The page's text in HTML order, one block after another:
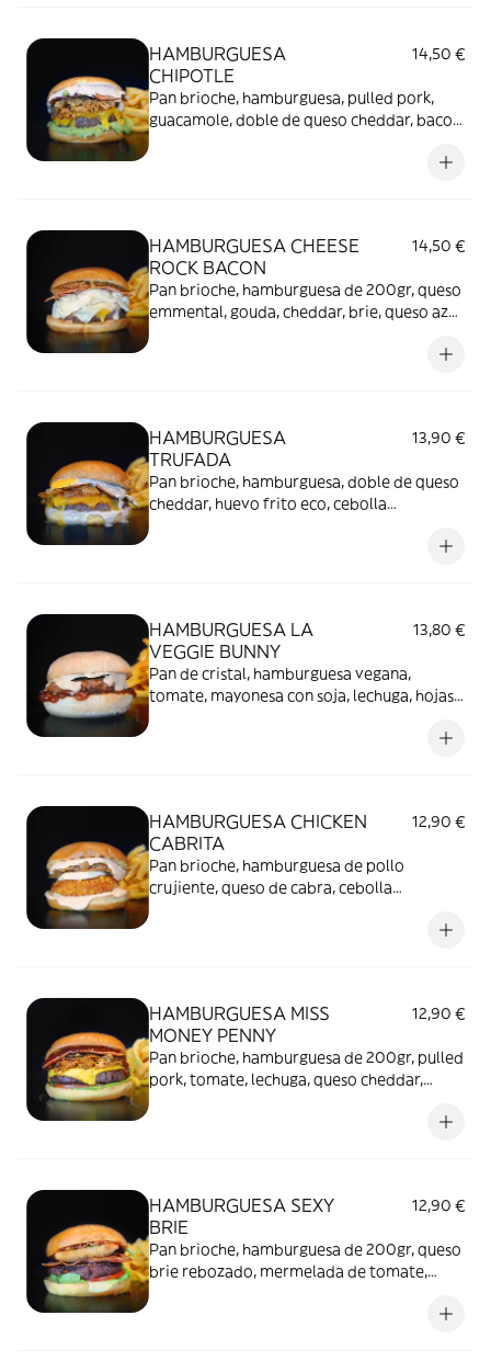
HAMBURGUESA
CHIPOTLE
14,50 €
Pan brioche, hamburguesa, pulled pork,
guacamole, doble de queso cheddar, bacon,
HAMBURGUESA CHEESE
ROCK BACON
14,50 €
Pan brioche, hamburguesa de 200gr, queso
emmental, gouda, cheddar, brie, queso azul,
HAMBURGUESA
TRUFADA
13,90 €
Pan brioche, hamburguesa, doble de queso
cheddar, huevo frito eco, cebolla
HAMBURGUESA LA
VEGGIE BUNNY
13,80 €
Pan de cristal, hamburguesa vegana,
tomate, mayonesa con soja, lechuga, hojas
HAMBURGUESA CHICKEN
CABRITA
12,90 €
Pan brioche, hamburguesa de pollo
crujiente, queso de cabra, cebolla
HAMBURGUESA MISS
MONEY PENNY
12,90 €
Pan brioche, hamburguesa de 200gr, pulled
pork, tomate, lechuga, queso cheddar,
HAMBURGUESA SEXY
BRIE
12,90 €
Pan brioche, hamburguesa de 200gr, queso
brie rebozado, mermelada de tomate,